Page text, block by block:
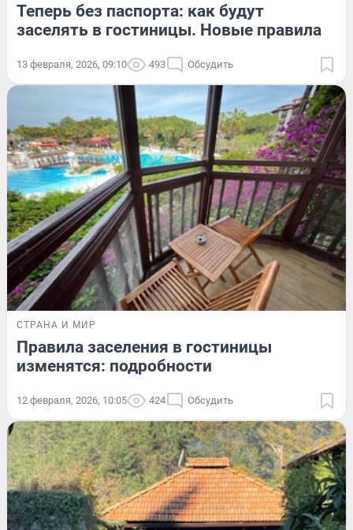
Теперь без паспорта: как будут
заселять в гостиницы. Новые правила
13 февраля, 2026, 09:10 493 Обсудить
СТРАНА И МИР
Правила заселения в гостиницы
изменятся: подробности
12 февраля, 2026, 10:05 424 Обсудить